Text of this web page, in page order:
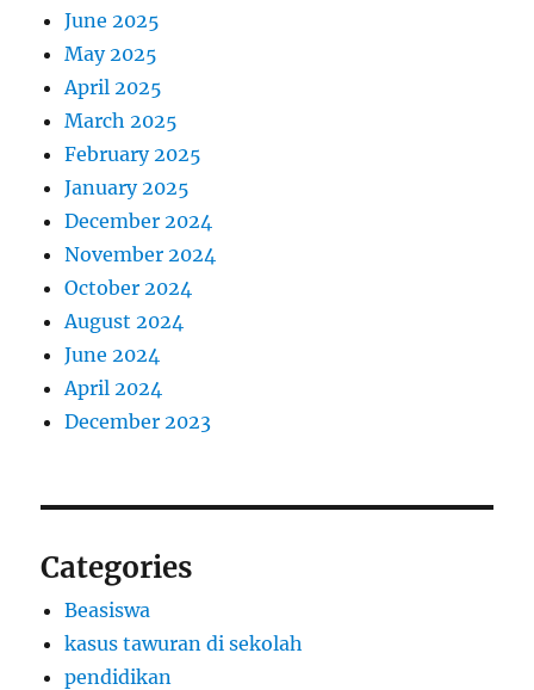
June 2025
May 2025
April 2025
March 2025
February 2025
January 2025
December 2024
November 2024
October 2024
August 2024
June 2024
April 2024
December 2023
Categories
Beasiswa
kasus tawuran di sekolah
pendidikan